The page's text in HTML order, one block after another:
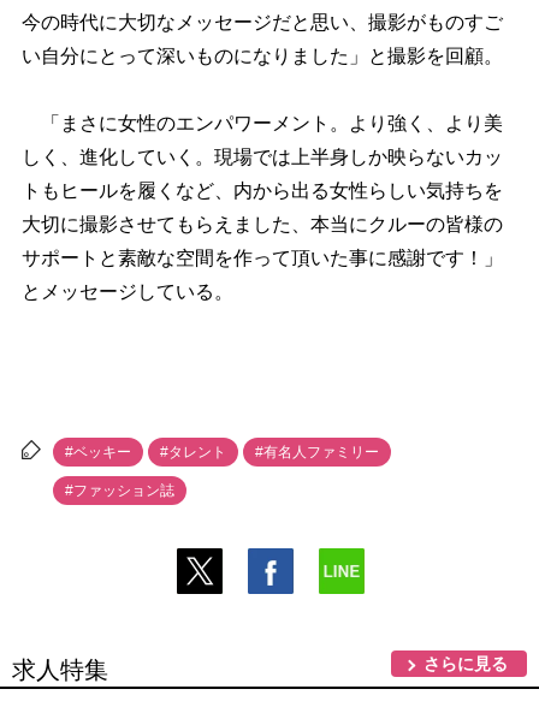
今の時代に大切なメッセージだと思い、撮影がものすご
い自分にとって深いものになりました」と撮影を回顧。
「まさに女性のエンパワーメント。より強く、より美
しく、進化していく。現場では上半身しか映らないカッ
トもヒールを履くなど、内から出る女性らしい気持ちを
大切に撮影させてもらえました、本当にクルーの皆様の
サポートと素敵な空間を作って頂いた事に感謝です！」
とメッセージしている。
#ベッキー #タレント #有名人ファミリー
#ファッション誌
求人特集 さらに見る